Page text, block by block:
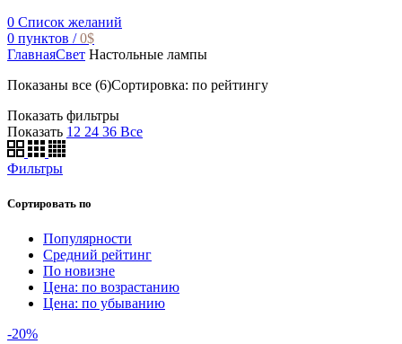
0 Список желаний
0 пунктов / 0$
ГлавнаяСвет Настольные лампы
Показаны все (6)Сортировка: по рейтингу
Показать фильтры
Показать 12 24 36 Все
Фильтры
Сортировать по
Популярности
Средний рейтинг
По новизне
Цена: по возрастанию
Цена: по убыванию
-20%